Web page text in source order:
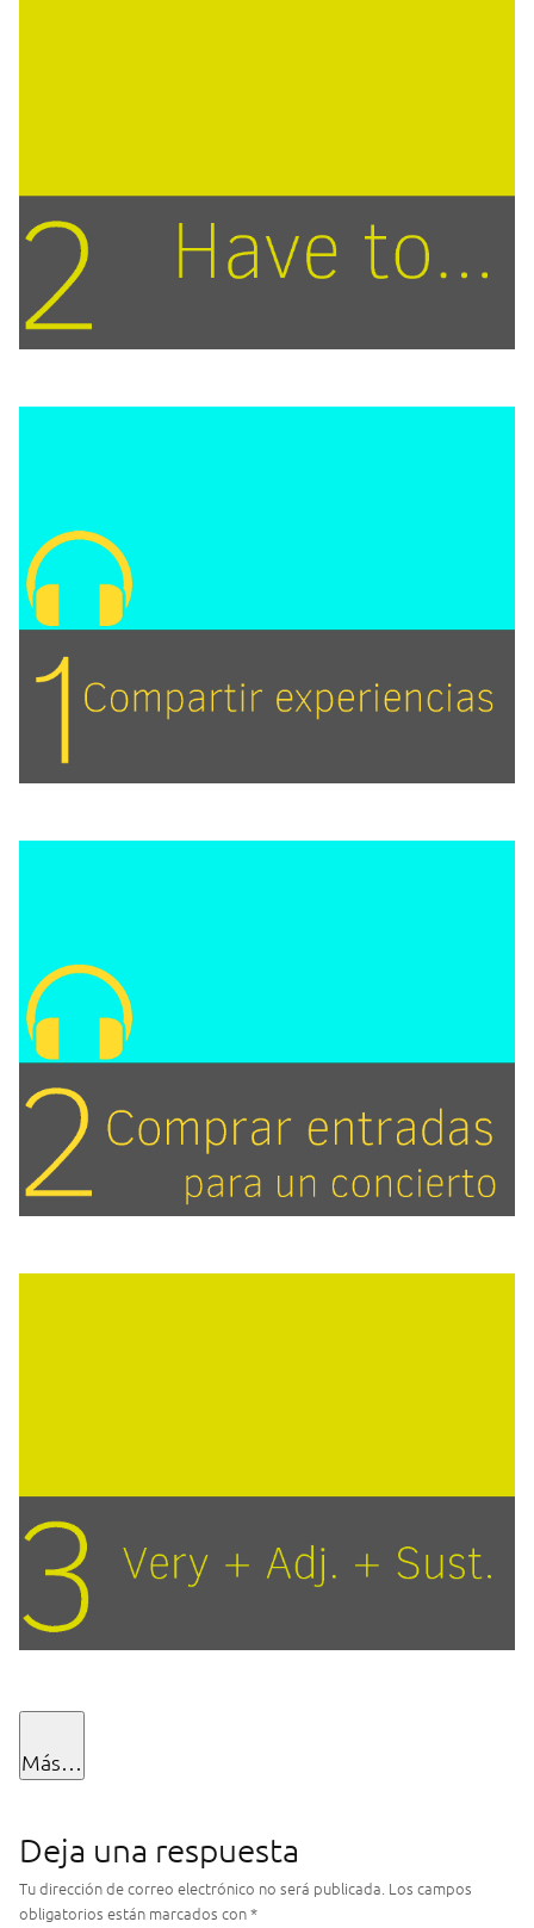
Más…
Deja una respuesta
Tu dirección de correo electrónico no será publicada. Los campos
obligatorios están marcados con*